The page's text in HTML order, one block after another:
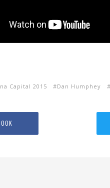
Capital 2015 Dan Humphey